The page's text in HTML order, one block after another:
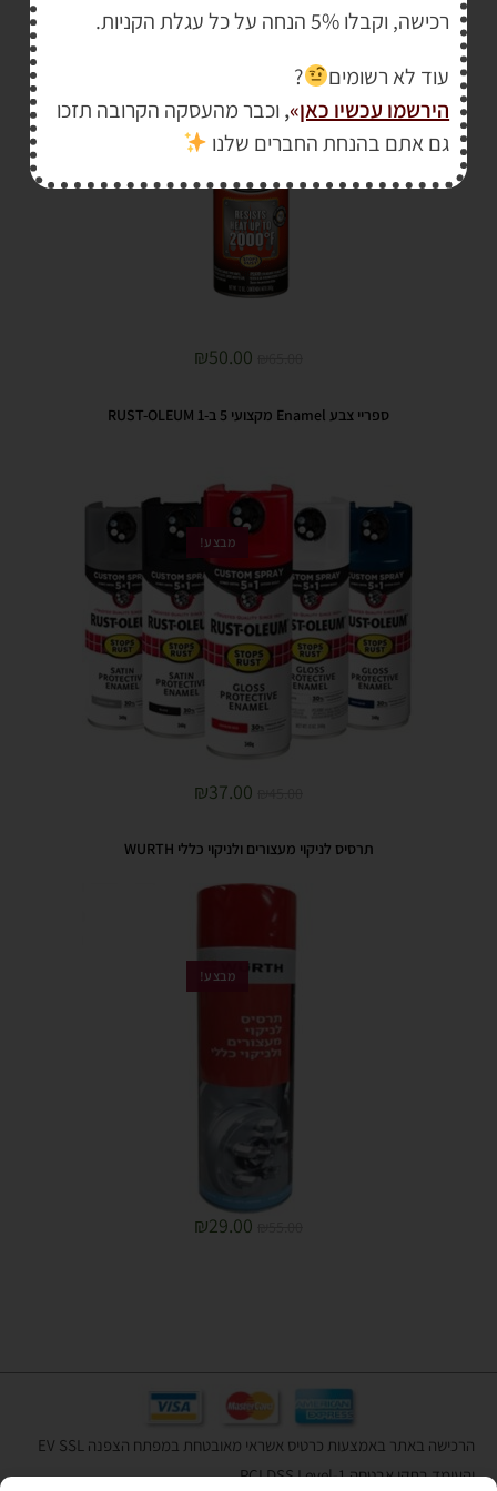
מבצע!
₪50.00
ספריי צבע Enamel מקצועי 5 ב-1 RUST-OLEUM
מבצע!
₪37.00
תרסיס לניקוי מעצורים ולניקוי כללי WURTH
מבצע!
₪29.00
הרכישה באתר באמצעות כרטיס אשראי מאובטחת במפתח הצפנה EV SSL
והעומד בתקן אבטחה PCI DSS Level-1
רכישה, וקבלו 5% הנחה על כל עגלת הקניות.
עוד לא רשומים
?
הירשמו עכשיו כאן»
, וכבר מהעסקה הקרובה תזכו
גם אתם בהנחת החברים שלנו